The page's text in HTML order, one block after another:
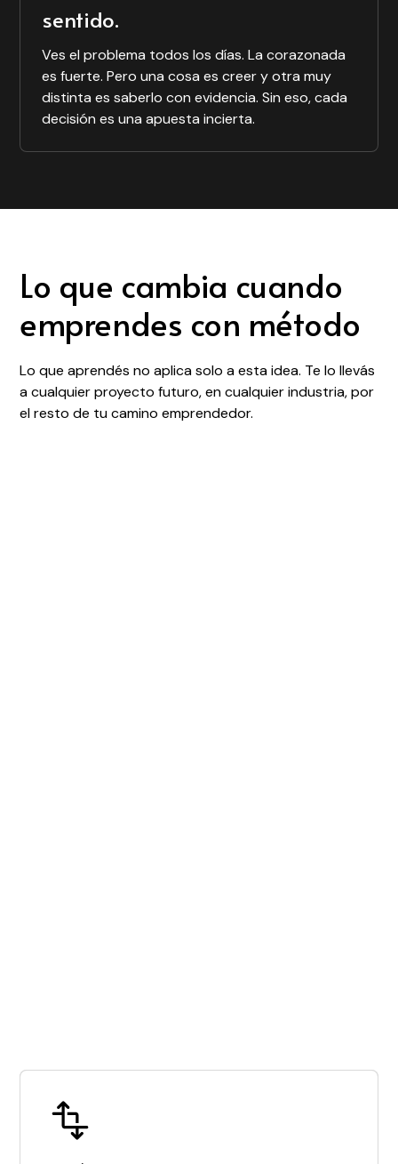
sentido.
Ves el problema todos los días. La corazonada
es fuerte. Pero una cosa es creer y otra muy
distinta es saberlo con evidencia. Sin eso, cada
decisión es una apuesta incierta.
Lo que cambia cuando
emprendes con método
Lo que aprendés no aplica solo a esta idea. Te lo llevás
a cualquier proyecto futuro, en cualquier industria, por
el resto de tu camino emprendedor.